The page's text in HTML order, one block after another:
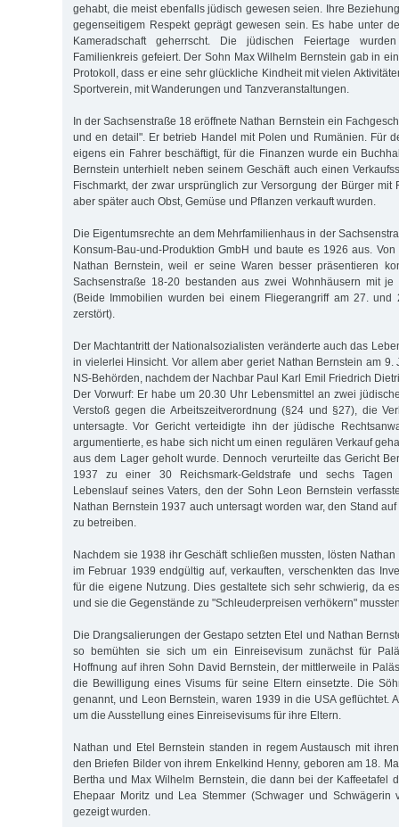
gehabt, die meist ebenfalls jüdisch gewesen seien. Ihre
gegenseitigem Respekt geprägt gewesen sein. Es habe unter
Kameradschaft geherrscht. Die jüdischen Feiertage
Familienkreis gefeiert. Der Sohn Max Wilhelm Bernstein gab in
Protokoll, dass er eine sehr glückliche Kindheit mit vielen
Sportverein, mit Wanderungen und Tanzveranstaltungen.
In der Sachsenstraße 18 eröffnete Nathan Bernstein ein
und en detail". Er betrieb Handel mit Polen und Rumänien. Für
eigens ein Fahrer beschäftigt, für die Finanzen wurde ein
Bernstein unterhielt neben seinem Geschäft auch einen
Fischmarkt, der zwar ursprünglich zur Versorgung der Bürger mit
aber später auch Obst, Gemüse und Pflanzen verkauft wurden.
Die Eigentumsrechte an dem Mehrfamilienhaus in der
Konsum-Bau-und-Produktion GmbH und baute es 1926 aus.
Nathan Bernstein, weil er seine Waren besser präsentieren
Sachsenstraße 18-20 bestanden aus zwei Wohnhäusern mit je
(Beide Immobilien wurden bei einem Fliegerangriff am 27. und
zerstört).
Der Machtantritt der Nationalsozialisten veränderte auch das
in vielerlei Hinsicht. Vor allem aber geriet Nathan Bernstein am 9.
NS-Behörden, nachdem der Nachbar Paul Karl Emil Friedrich
Der Vorwurf: Er habe um 20.30 Uhr Lebensmittel an zwei
Verstoß gegen die Arbeitszeitverordnung (§24 und §27), die
untersagte. Vor Gericht verteidigte ihn der jüdische
argumentierte, es habe sich nicht um einen regulären Verkauf
aus dem Lager geholt wurde. Dennoch verurteilte das Gericht
1937 zu einer 30 Reichsmark-Geldstrafe und sechs
Lebenslauf seines Vaters, den der Sohn Leon Bernstein
Nathan Bernstein 1937 auch untersagt worden war, den Stand
zu betreiben.
Nachdem sie 1938 ihr Geschäft schließen mussten, lösten
im Februar 1939 endgültig auf, verkauften, verschenkten das
für die eigene Nutzung. Dies gestaltete sich sehr schwierig, da
und sie die Gegenstände zu "Schleuderpreisen verhökern"
Die Drangsalierungen der Gestapo setzten Etel und Nathan
so bemühten sie sich um ein Einreisevisum zunächst für
Hoffnung auf ihren Sohn David Bernstein, der mittlerweile in
die Bewilligung eines Visums für seine Eltern einsetzte. Die
genannt, und Leon Bernstein, waren 1939 in die USA geflüchtet.
um die Ausstellung eines Einreisevisums für ihre Eltern.
Nathan und Etel Bernstein standen in regem Austausch mit
den Briefen Bilder von ihrem Enkelkind Henny, geboren am 18.
Bertha und Max Wilhelm Bernstein, die dann bei der Kaffeetafel
Ehepaar Moritz und Lea Stemmer (Schwager und Schwägerin
gezeigt wurden.